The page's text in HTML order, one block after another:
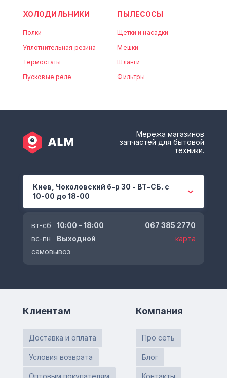
ХОЛОДИЛЬНИКИ
Полки
Уплотнительная резина
Термостаты
Пусковые реле
ПЫЛЕСОСЫ
Щетки и насадки
Мешки
Шланги
Фильтры
Мережа магазинов
запчастей для бытовой
техники.
Киев, Чоколовский б-р 30 - ВТ-СБ. с
10-00 до 18-00
вт-сб
10:00 - 18:00
вс-пн
Выходной
самовывоз
067 385 2770
карта
Клиентам
Доставка и оплата
Условия возврата
Компания
Про сеть
Блог